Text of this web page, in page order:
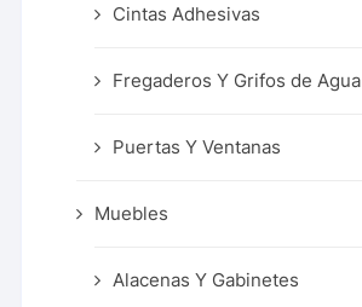
Cintas Adhesivas
Fregaderos Y Grifos de Agua
Puertas Y Ventanas
Muebles
Alacenas Y Gabinetes